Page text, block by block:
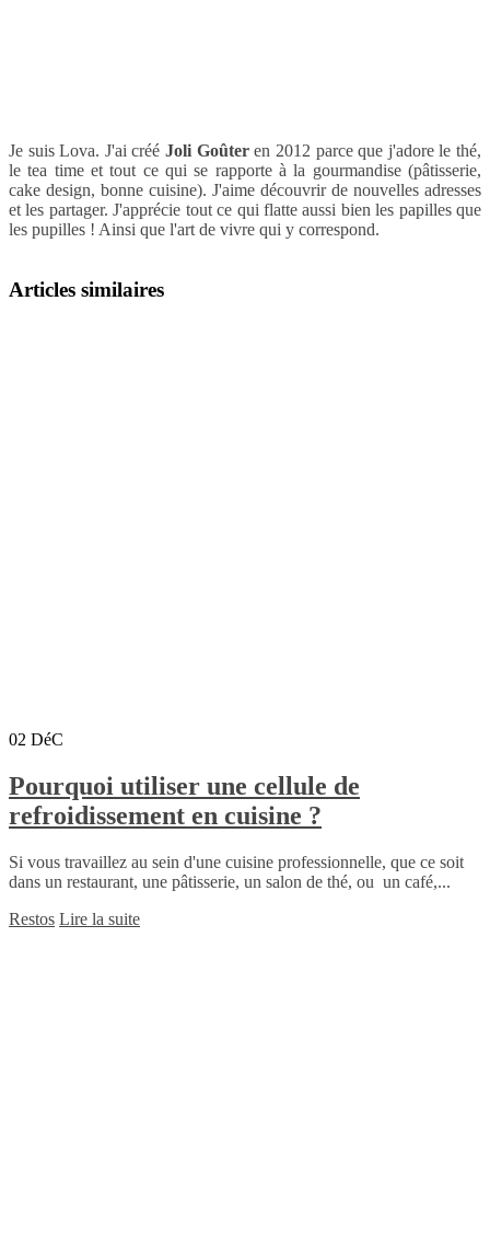
Je suis Lova. J'ai crééJoli Goûteren 2012 parce que j'adore le thé,
le tea time et tout ce qui se rapporte à la gourmandise (pâtisserie,
cake design, bonne cuisine). J'aime découvrir de nouvelles adresses
et les partager. J'apprécie tout ce qui flatte aussi bien les papilles que
les pupilles ! Ainsi que l'art de vivre qui y correspond.
Articles similaires
02 DéC
Pourquoi utiliser une cellule de
refroidissement en cuisine ?
Si vous travaillez au sein d'une cuisine professionnelle, que ce soit
dans un restaurant, une pâtisserie, un salon de thé, ou un café,...
Restos Lire la suite